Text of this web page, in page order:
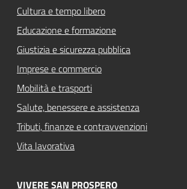
Cultura e tempo libero
Educazione e formazione
Giustizia e sicurezza pubblica
Imprese e commercio
Mobilità e trasporti
Salute, benessere e assistenza
Tributi, finanze e contravvenzioni
Vita lavorativa
VIVERE SAN PROSPERO